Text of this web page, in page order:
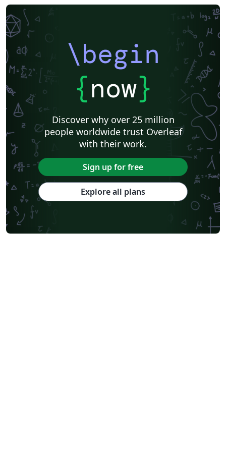
\begin
{now}
Discover why over 25 million
people worldwide trust Overleaf
with their work.
Sign up for free
Explore all plans